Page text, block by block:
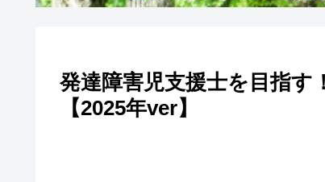
発達障害児支援士を目指す
【2025年ver】